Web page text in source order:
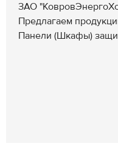
ЗАО
Предлагаем
Панели (Шкафы)